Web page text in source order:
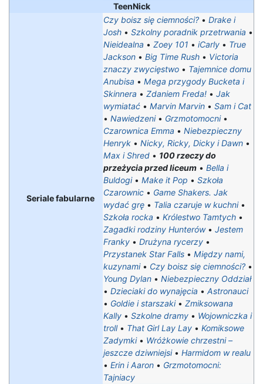
TeenNick
Seriale fabularne
Czy boisz się ciemności? • Drake i
Josh • Szkolny poradnik przetrwania •
Nieidealna • Zoey 101 • iCarly • True
Jackson • Big Time Rush • Victoria
znaczy zwycięstwo • Tajemnice domu
Anubisa • Mega przygody Bucketa i
Skinnera • Zdaniem Freda! • Jak
wymiatać • Marvin Marvin • Sam i Cat
• Nawiedzeni• Grzmotomocni•
Czarownica Emma • Niebezpieczny
Henryk • Nicky, Ricky, Dicky i Dawn •
Max i Shred • 100 rzeczy do
przeżycia przed liceum • Bella i
Buldogi• Make it Pop • Szkoła
Czarownic • Game Shakers. Jak
wydać grę • Talia czaruje w kuchni•
Szkoła rocka • Królestwo Tamtych •
Zagadki rodziny Hunterów• Jestem
Franky • Drużyna rycerzy •
Przystanek Star Falls • Między nami,
kuzynami• Czy boisz się ciemności? •
Young Dylan • Niebezpieczny Oddział
• Dzieciaki do wynajęcia • Astronauci
• Goldie i starszaki• Zmiksowana
Kally • Szkolne dramy • Wojowniczka i
troll• That Girl Lay Lay • Komiksowe
Zadymki• Wróżkowie chrzestni –
jeszcze dziwniejsi• Harmidom w realu
• Erin i Aaron • Grzmotomocni:
Tajniacy